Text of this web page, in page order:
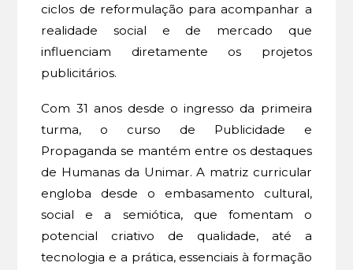
ciclos de reformulação para acompanhar a
realidade social e de mercado que
influenciam diretamente os projetos
publicitários.
Com 31 anos desde o ingresso da primeira
turma, o curso de Publicidade e
Propaganda se mantém entre os destaques
de Humanas da Unimar. A matriz curricular
engloba desde o embasamento cultural,
social e a semiótica, que fomentam o
potencial criativo de qualidade, até a
tecnologia e a prática, essenciais à formação